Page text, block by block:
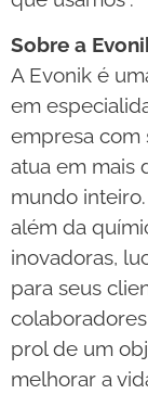
Sobre a
A Evonik é
em
empresa com
atua em mais
mundo
além da
inovadoras,
para seus
prol de um
melhorar a